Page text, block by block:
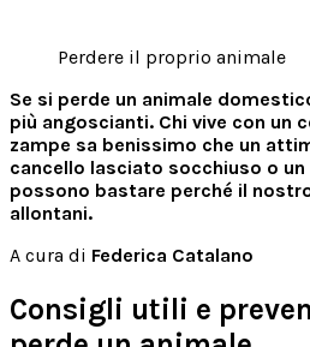
Perdere il proprio animale
Se si perde un animale
più angoscianti. Chi vive con un
zampe sa benissimo che un
cancello lasciato socchiuso o
possono bastare perché il
allontani.
A cura di Federica Catalano
Consigli utili e